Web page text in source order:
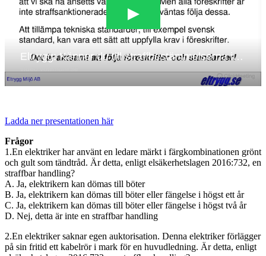
Ladda ner presentationen här
Frågor
1.En elektriker har använt en ledare märkt i färgkombinationen grönt
och gult som tändtråd. Är detta, enligt elsäkerhetslagen 2016:732, en
straffbar handling?
A. Ja, elektrikern kan dömas till böter
B. Ja, elektrikern kan dömas till böter eller fängelse i högst ett år
C. Ja, elektrikern kan dömas till böter eller fängelse i högst två år
D. Nej, detta är inte en straffbar handling
2.En elektriker saknar egen auktorisation. Denna elektriker förlägger
på sin fritid ett kabelrör i mark för en huvudledning. Är detta, enligt